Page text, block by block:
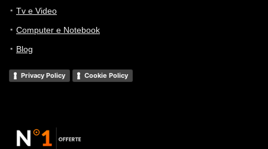
Tv e Video
Computer e Notebook
Blog
Privacy Policy Cookie Policy